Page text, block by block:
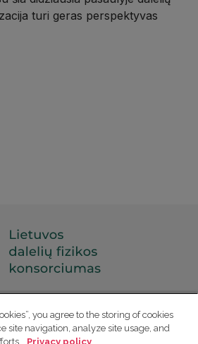
turi geras perspektyvas
tinkluose:
you agree to the storing of cookies
site navigation, analyze site usage, and
Privacy policy